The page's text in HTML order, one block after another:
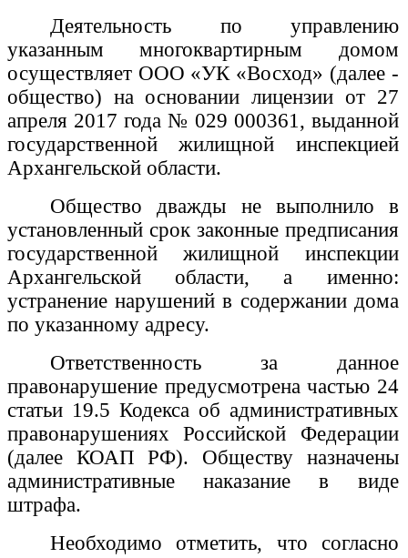
Деятельность по управлению
указанным многоквартирным домом
осуществляет ООО «УК «Восход» (далее -
общество) на основании лицензии от 27
апреля 2017 года № 029 000361, выданной
государственной жилищной инспекцией
Архангельской области.
Общество дважды не выполнило в
установленный срок законные предписания
государственной жилищной инспекции
Архангельской области, а именно:
устранение нарушений в содержании дома
по указанному адресу.
Ответственность за данное
правонарушение предусмотрена частью 24
статьи 19.5 Кодекса об административных
правонарушениях Российской Федерации
(далее КОАП РФ). Обществу назначены
административные наказание в виде
штрафа.
Необходимо отметить, что согласно